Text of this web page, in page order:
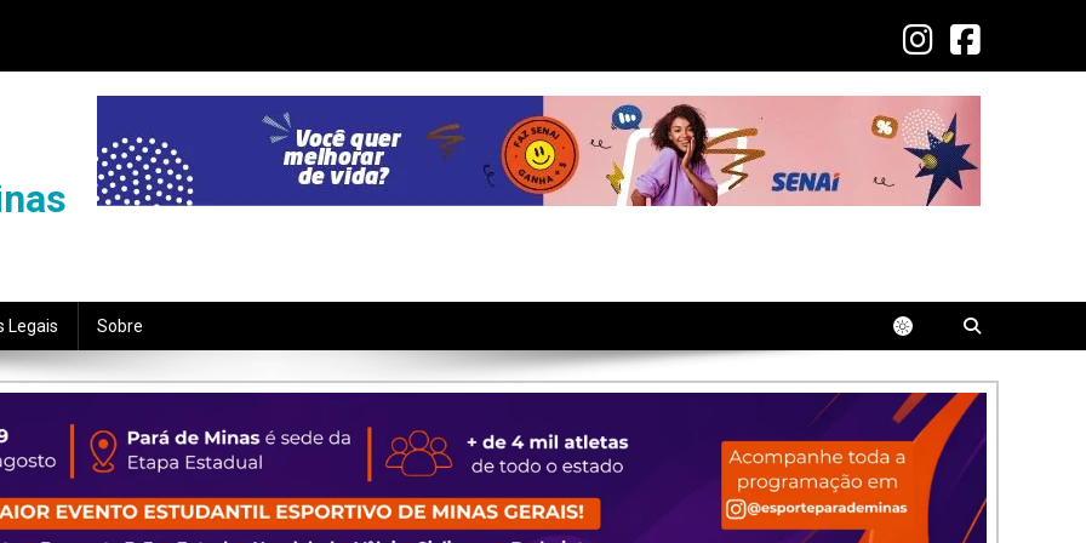
Legais Sobre